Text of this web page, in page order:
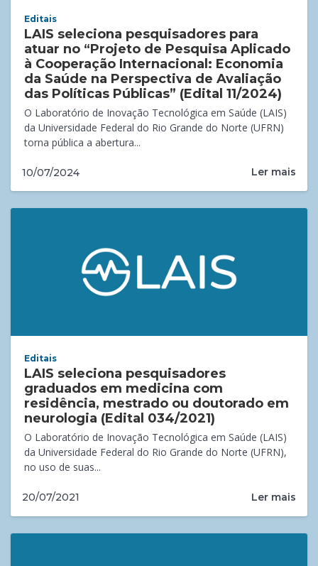
Editais
LAIS seleciona pesquisadores para
atuar no “Projeto de Pesquisa Aplicado
à Cooperação Internacional: Economia
da Saúde na Perspectiva de Avaliação
das Políticas Públicas” (Edital 11/2024)
O Laboratório de Inovação Tecnológica em Saúde (LAIS)
da Universidade Federal do Rio Grande do Norte (UFRN)
torna pública a abertura...
10/07/2024 Ler mais
Editais
LAIS seleciona pesquisadores
graduados em medicina com
residência, mestrado ou doutorado em
neurologia (Edital 034/2021)
O Laboratório de Inovação Tecnológica em Saúde (LAIS)
da Universidade Federal do Rio Grande do Norte (UFRN),
no uso de suas...
20/07/2021 Ler mais